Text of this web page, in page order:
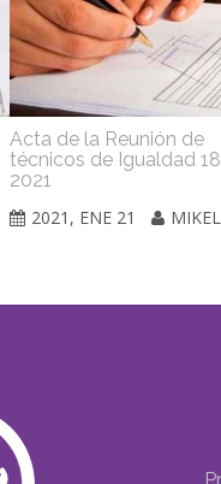
Acta de la Reunión de
técnicos de Igualdad
2021
2021, ENE 21
MIKEL